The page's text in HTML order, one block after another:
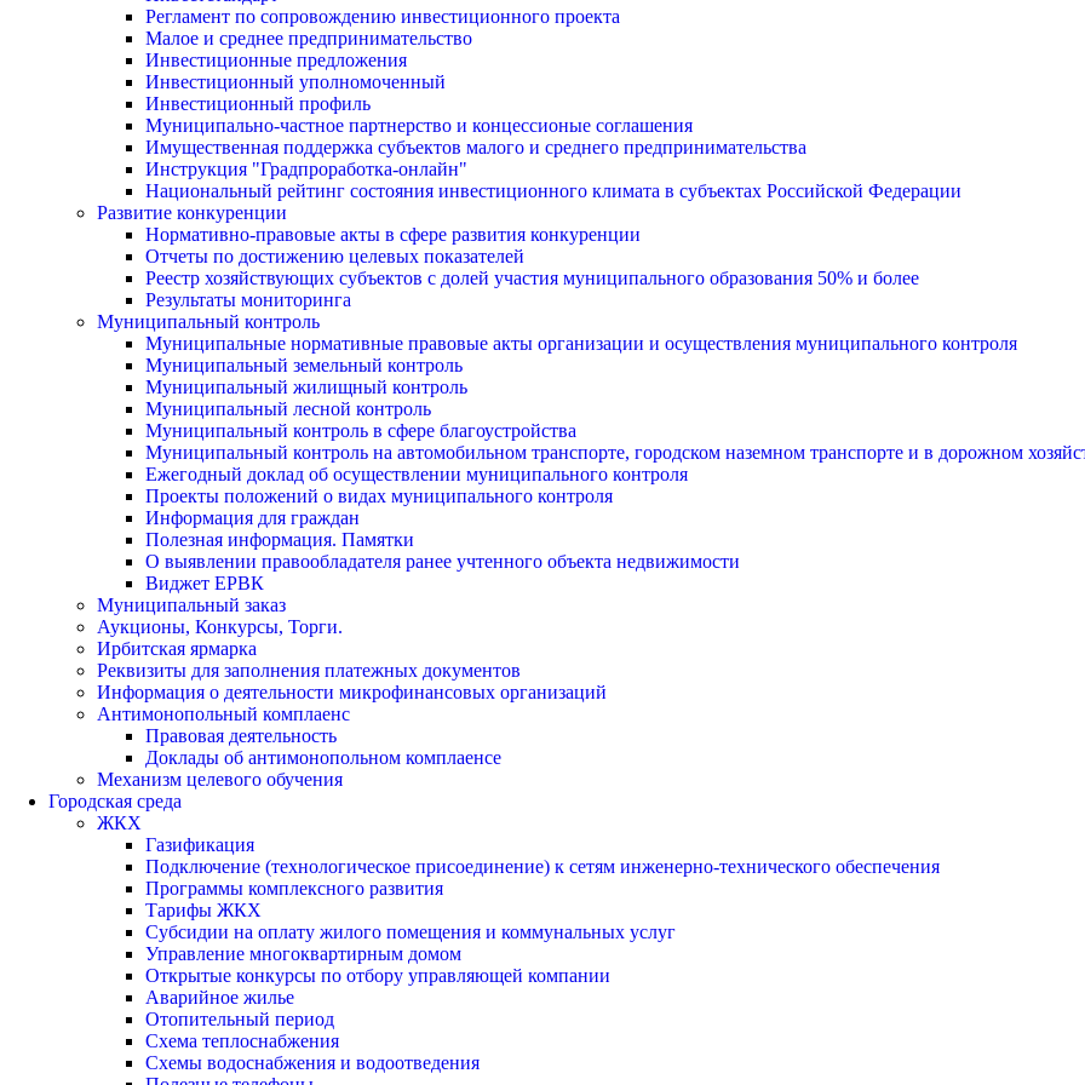
Регламент по сопровождению инвестиционного проекта
Малое и среднее предпринимательство
Инвестиционные предложения
Инвестиционный уполномоченный
Инвестиционный профиль
Муниципально-частное партнерство и концессионые соглашения
Имущественная поддержка субъектов малого и среднего предпринимательства
Инструкция "Градпроработка-онлайн"
Национальный рейтинг состояния инвестиционного климата в субъектах Российской Федерации
Развитие конкуренции
Нормативно-правовые акты в сфере развития конкуренции
Отчеты по достижению целевых показателей
Реестр хозяйствующих субъектов с долей участия муниципального образования 50% и более
Результаты мониторинга
Муниципальный контроль
Муниципальные нормативные правовые акты организации и осуществления муниципального контроля
Муниципальный земельный контроль
Муниципальный жилищный контроль
Муниципальный лесной контроль
Муниципальный контроль в сфере благоустройства
Муниципальный контроль на автомобильном транспорте, городском наземном транспорте и в дорожном
Ежегодный доклад об осуществлении муниципального контроля
Проекты положений о видах муниципального контроля
Информация для граждан
Полезная информация. Памятки
О выявлении правообладателя ранее учтенного объекта недвижимости
Виджет ЕРВК
Муниципальный заказ
Аукционы, Конкурсы, Торги.
Ирбитская ярмарка
Реквизиты для заполнения платежных документов
Информация о деятельности микрофинансовых организаций
Антимонопольный комплаенс
Правовая деятельность
Доклады об антимонопольном комплаенсе
Механизм целевого обучения
Городская среда
ЖКХ
Газификация
Подключение (технологическое присоединение) к сетям инженерно-технического обеспечения
Программы комплексного развития
Тарифы ЖКХ
Субсидии на оплату жилого помещения и коммунальных услуг
Управление многоквартирным домом
Открытые конкурсы по отбору управляющей компании
Аварийное жилье
Отопительный период
Схема теплоснабжения
Схемы водоснабжения и водоотведения